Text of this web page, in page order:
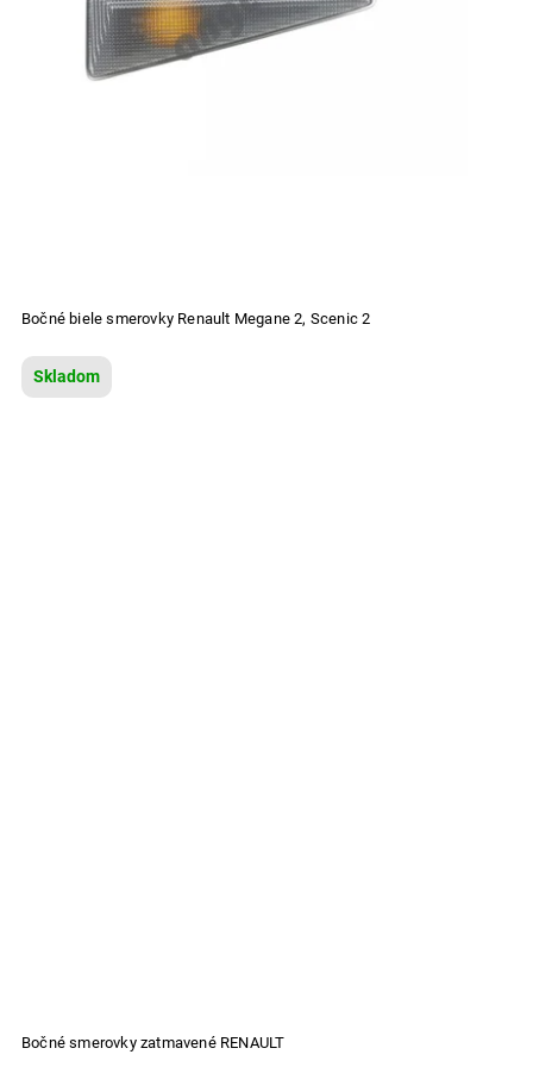
Bočné biele smerovky Renault Megane 2, Scenic 2
Skladom
Bočné smerovky zatmavené RENAULT